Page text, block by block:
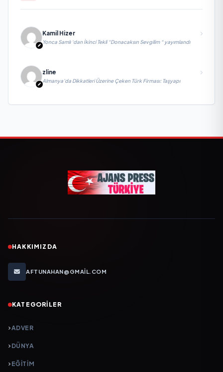
Kamil Hizer
Yonca Samlı ‘dan İkinci Tekli “Donacaksın Sevgilim “ yayımlandı
zline
Almanya’da Dikkatleri Üzerine Çeken Türk Firması: Taşyapı
HAKKIMIZDA
AFTUNAHAN@GMAIL.COM
KATEGORILER
ADVER
DÜNYA
EĞİTİM